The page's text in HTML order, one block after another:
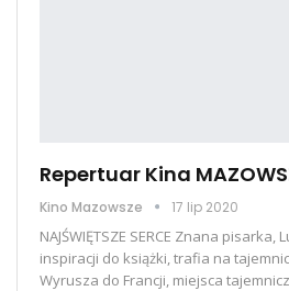
Repertuar Kina
Kino Mazowsze 17 lip 2020
NAJŚWIĘTSZE SERCE Znana
inspiracji do książki, trafia na
Wyrusza do Francji, miejsca